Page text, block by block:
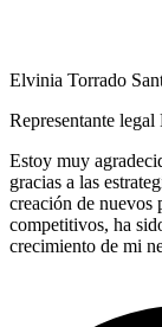
Elvinia Torrado
Representante
Estoy muy
gracias a las
creación de nuevos
competitivos, ha
crecimiento de mi